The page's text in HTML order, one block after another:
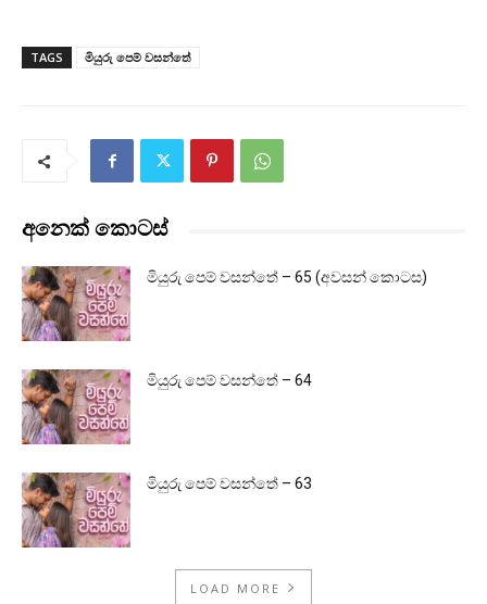
TAGS මියුරු පෙම් වසන්තේ
අනෙක් කොටස්
මියුරු පෙම් වසන්තේ – 65 (අවසන් කොටස)
මියුරු පෙම් වසන්තේ – 64
මියුරු පෙම් වසන්තේ – 63
LOAD MORE